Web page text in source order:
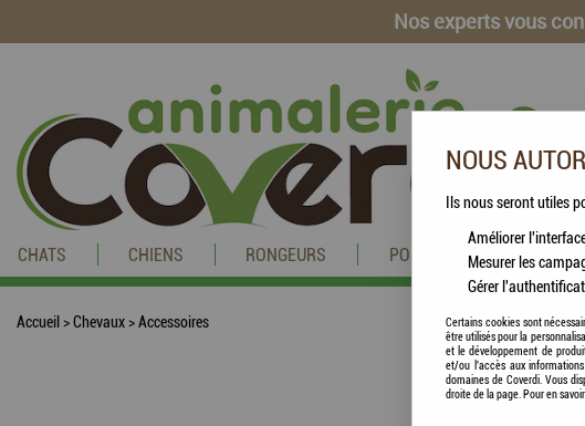
Nos experts vous
CHATS CHIENS RONGEURS POISSONS
Accueil >Chevaux>Accessoires
NOUS
Ils nous seront utiles
Améliorer
Mesurer les
Gérer
Certains cookies sont
être utilisés pour la
et le développement de
et/ou l'accès aux
domaines de Coverdi. Vous
droite de la page. Pour en